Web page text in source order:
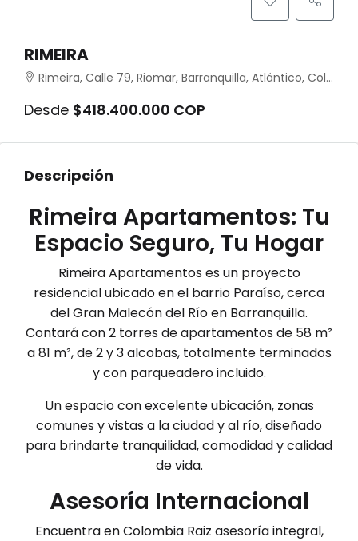
RIMEIRA
Rimeira, Calle 79, Riomar, Barranquilla, Atlántico, Colombia
Desde $418.400.000 COP
Descripción
Rimeira Apartamentos: Tu
Espacio Seguro, Tu Hogar
Rimeira Apartamentos es un proyecto
residencial ubicado en el barrio Paraíso, cerca
del Gran Malecón del Río en Barranquilla.
Contará con 2 torres de apartamentos de 58 m²
a 81 m², de 2 y 3 alcobas, totalmente terminados
y con parqueadero incluido.
Un espacio con excelente ubicación, zonas
comunes y vistas a la ciudad y al río, diseñado
para brindarte tranquilidad, comodidad y calidad
de vida.
Asesoría Internacional
Encuentra en Colombia Raiz asesoría integral,